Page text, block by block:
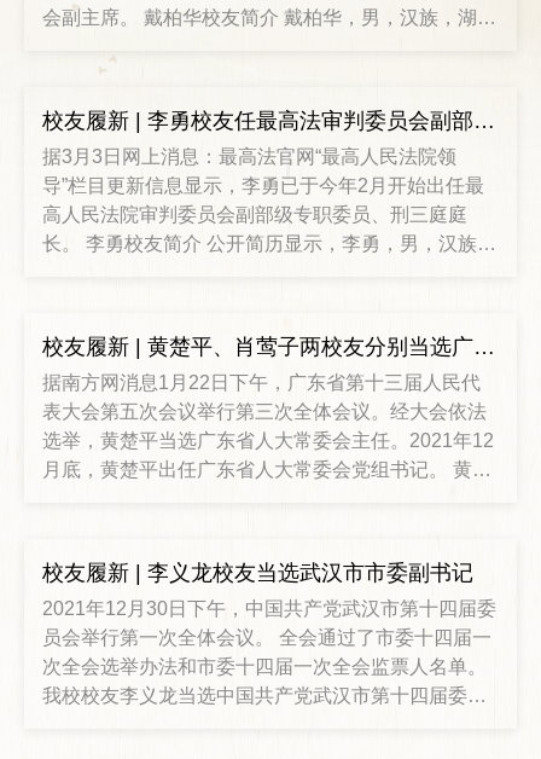
会副主席。 戴柏华校友简介 戴柏华，男，汉族，湖北
中国共产党，1983年7月参加工作。现任河南省政府
副省长、党组成员，河南省政协副主席。 1979年9
月，就读于湖北财经学院（现中南财经政法大学）计
划统计系国民经济计划专
校友履新 | 李勇校友任最高法审判委员会副部级专职委员、刑三庭庭长
据3月3日网上消息：最高法官网“最高人民法院领
导”栏目更新信息显示，李勇已于今年2月开始出任最
高人民法院审判委员会副部级专职委员、刑三庭庭
长。 李勇校友简介 公开简历显示，李勇，男，汉族，
工作，曾任湖南省高级人民法院刑二庭庭长，在此期
间曾借调任最高人民法院刑四庭审判员。2001年9月
到2
校友履新 | 黄楚平、肖莺子两校友分别当选广东省人大常委会主任、海南省政协副主席
据南方网消息1月22日下午，广东省第十三届人民代
表大会第五次会议举行第三次全体会议。经大会依法
选举，黄楚平当选广东省人大常委会主任。2021年12
月底，黄楚平出任广东省人大常委会党组书记。 黄楚
平校友简介 黄楚平出生于1962年10月，湖北黄冈人，
月，在中南财经政法大学国民经济学专业在职博士研
究生学习。 他长期在湖北
校友履新 | 李义龙校友当选武汉市市委副书记
2021年12月30日下午，中国共产党武汉市第十四届委
员会举行第一次全体会议。 全会通过了市委十四届一
次全会选举办法和市委十四届一次全会监票人名单。
我校校友李义龙当选中国共产党武汉市第十四届委员